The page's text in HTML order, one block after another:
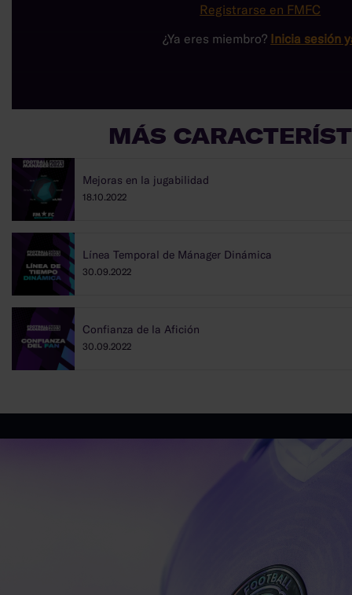
Registrarse en FMFC
¿Ya eres miembro? Inicia sesión
MÁS
Mejoras en la jugabilidad
18.10.2022
Línea Temporal de Mánager Dinámica
30.09.2022
Confianza de la Afición
30.09.2022